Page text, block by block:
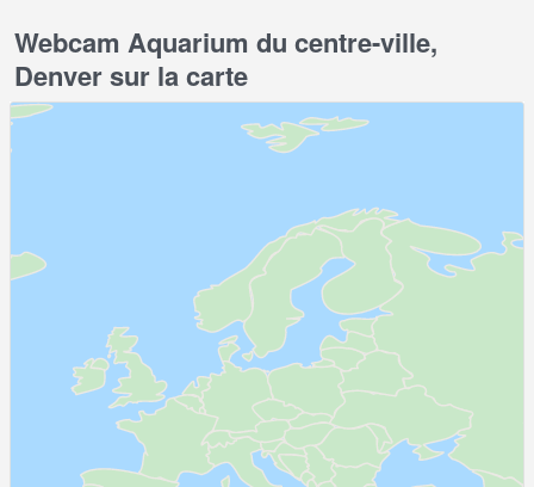
Webcam Aquarium du centre-ville,
Denver sur la carte